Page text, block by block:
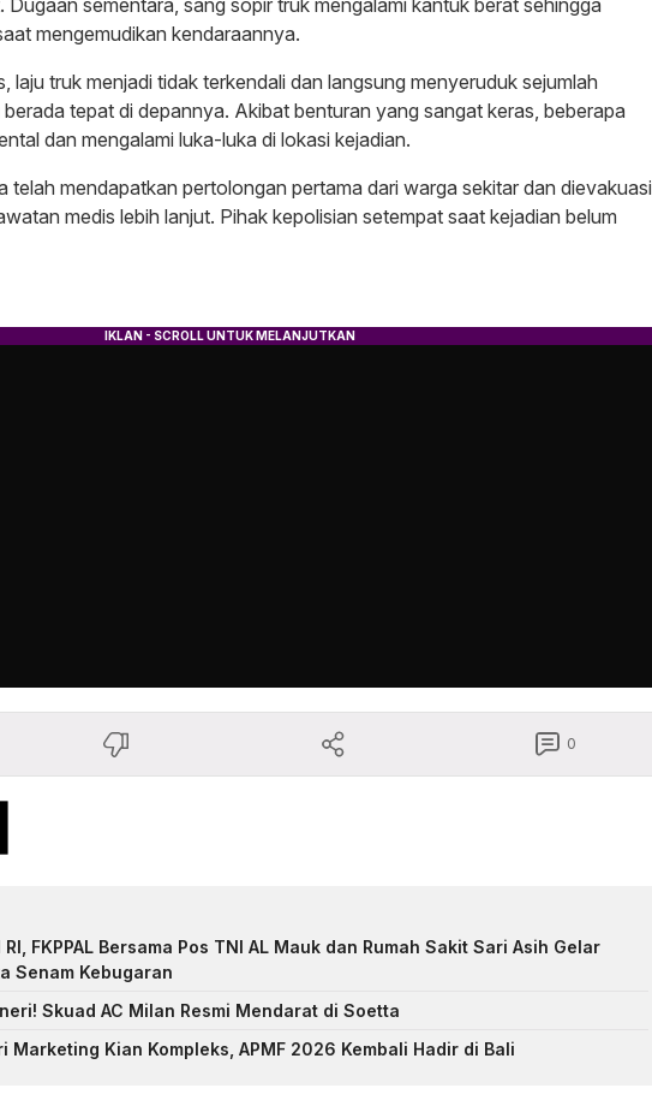
sementara, sang sopir truk mengalami kantuk berat sehingga
mengemudikan kendaraannya.
laju truk menjadi tidak terkendali dan langsung menyeruduk sejumlah
tepat di depannya. Akibat benturan yang sangat keras, beberapa
dan mengalami luka-luka di lokasi kejadian.
telah mendapatkan pertolongan pertama dari warga sekitar dan dievakuasi
medis lebih lanjut. Pihak kepolisian setempat saat kejadian belum
0
FKPPAL Bersama Pos TNI AL Mauk dan Rumah Sakit Sari Asih Gelar
Senam Kebugaran
Skuad AC Milan Resmi Mendarat di Soetta
Marketing Kian Kompleks, APMF 2026 Kembali Hadir di Bali